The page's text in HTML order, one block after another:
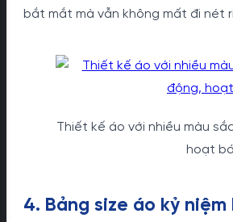
bắt mắt mà vẫn không mất đi nét
Thiết kế áo với nhiều màu
hoạt
4. Bảng size áo kỷ niệm